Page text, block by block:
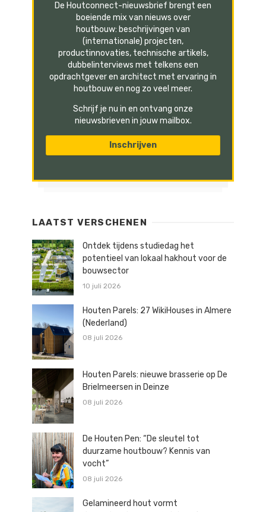
De Houtconnect-nieuwsbrief brengt een
boeiende mix van nieuws over
houtbouw: beschrijvingen van
(internationale) projecten,
productinnovaties, technische artikels,
dubbelinterviews met telkens een
opdrachtgever en architect met ervaring in
houtbouw en nog zo veel meer.
Schrijf je nu in en ontvang onze
nieuwsbrieven in jouw mailbox.
LAATST VERSCHENEN
Ontdek tijdens studiedag het
potentieel van lokaal hakhout voor de
bouwsector
10 juli 2026
Houten Parels: 27 WikiHouses in Almere
(Nederland)
08 juli 2026
Houten Parels: nieuwe brasserie op De
Brielmeersen in Deinze
08 juli 2026
De Houten Pen: “De sleutel tot
duurzame houtbouw? Kennis van
vocht”
08 juli 2026
Gelamineerd hout vormt